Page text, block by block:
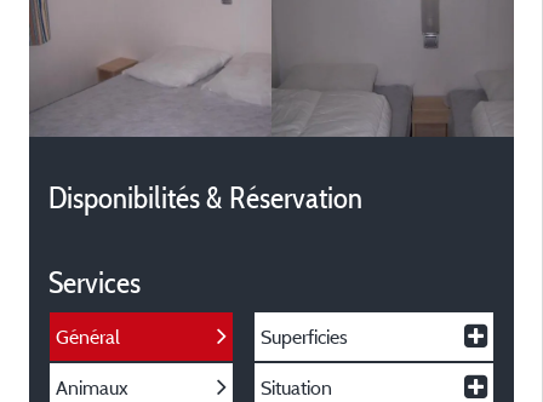
Disponibilités & Réservation
Services
Général
Animaux
Superficies
Situation